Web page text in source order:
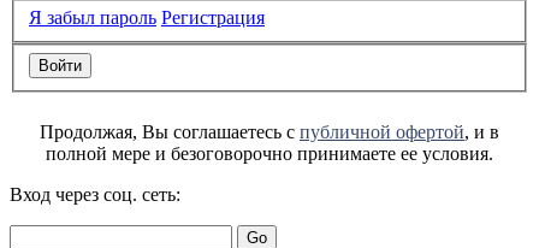
Я забыл пароль Регистрация
Продолжая, Вы соглашаетесь с публичной офертой, и в
полной мере и безоговорочно принимаете ее условия.
Вход через соц. сеть:
Go